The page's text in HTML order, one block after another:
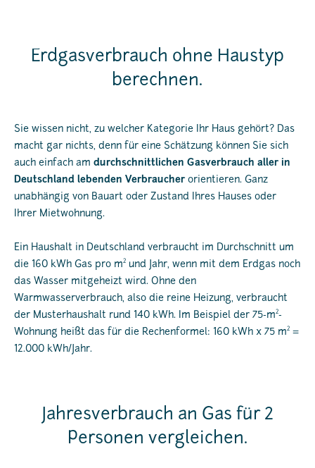
Erdgasverbrauch ohne Haustyp
berechnen.
Sie wissen nicht, zu welcher Kategorie Ihr Haus gehört? Das
macht gar nichts, denn für eine Schätzung können Sie sich
auch einfach am durchschnittlichen Gasverbrauch aller in
Deutschland lebenden Verbraucher orientieren. Ganz
unabhängig von Bauart oder Zustand Ihres Hauses oder
Ihrer Mietwohnung.
Ein Haushalt in Deutschland verbraucht im Durchschnitt um
die 160 kWh Gas pro m2
und Jahr, wenn mit dem Erdgas noch
das Wasser mitgeheizt wird. Ohne den
Warmwasserverbrauch, also die reine Heizung, verbraucht
der Musterhaushalt rund 140 kWh. Im Beispiel der 75-m2-
Wohnung heißt das für die Rechenformel: 160 kWh x 75 m2 =
12.000 kWh/Jahr.
Jahresverbrauch an Gas für 2
Personen vergleichen.